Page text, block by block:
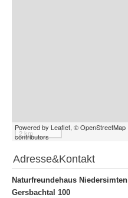
2 km
Powered by Leaflet, © OpenStreetMap
contributors
Adresse&Kontakt
Naturfreundehaus Niedersimten
Gersbachtal 100